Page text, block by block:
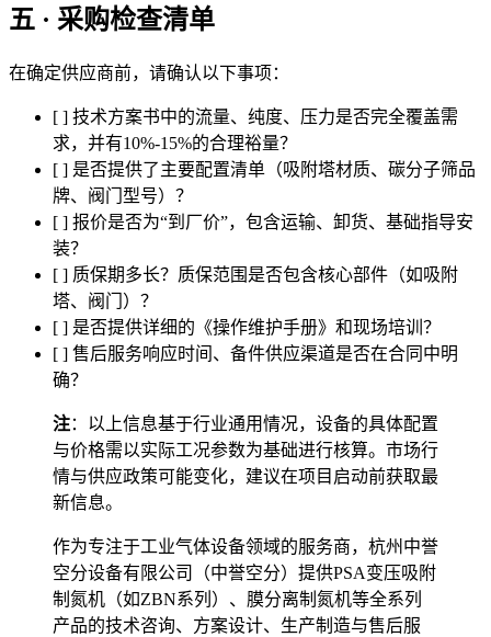
五 · 采购检查清单
在确定供应商前，请确认以下事项：
[ ] 技术方案书中的流量、纯度、压力是否完全覆盖需
求，并有10%-15%的合理裕量？
[ ] 是否提供了主要配置清单（吸附塔材质、碳分子筛品
牌、阀门型号）？
[ ] 报价是否为“到厂价”，包含运输、卸货、基础指导安
装？
[ ] 质保期多长？质保范围是否包含核心部件（如吸附
塔、阀门）？
[ ] 是否提供详细的《操作维护手册》和现场培训？
[ ] 售后服务响应时间、备件供应渠道是否在合同中明
确？
注：以上信息基于行业通用情况，设备的具体配置
与价格需以实际工况参数为基础进行核算。市场行
情与供应政策可能变化，建议在项目启动前获取最
新信息。
作为专注于工业气体设备领域的服务商，杭州中誉
空分设备有限公司（中誉空分）提供PSA变压吸附
制氮机（如ZBN系列）、膜分离制氮机等全系列
产品的技术咨询、方案设计、生产制造与售后服